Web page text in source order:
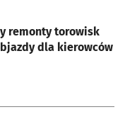
remonty torowisk
dla kierowców